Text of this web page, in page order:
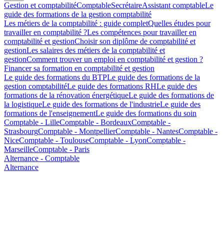
Gestion et comptabilitéComptableSecrétaireAssistant comptableLe
guide des formations de la gestion comptabilité
Les métiers de la comptabilité : guide completQuelles études pour
travailler en comptabilité ?Les compétences pour travailler en
comptabilité et gestionChoisir son diplôme de comptabilité et
gestionLes salaires des métiers de la comptabilité et
gestionComment trouver un emploi en comptabilité et gestion ?
Financer sa formation en comptabilité et gestion
Le guide des formations du BTPLe guide des formations de la
gestion comptabilitéLe guide des formations RHLe guide des
formations de la rénovation énergétiqueLe guide des formations de
la logistiqueLe guide des formations de l'industrieLe guide des
formations de l'enseignementLe guide des formations du soin
Comptable - LilleComptable - BordeauxComptable -
StrasbourgComptable - MontpellierComptable - NantesComptable -
NiceComptable - ToulouseComptable - LyonComptable -
MarseilleComptable - Paris
Alternance - Comptable
Alternance